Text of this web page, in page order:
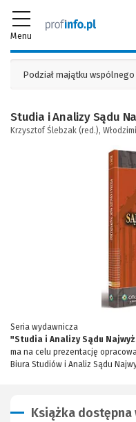
Menu
Seria wydawnicza
"Studia i Analizy Sądu
ma na celu prezentację
Biura Studiów i Analiz Sądu
Studia i Analizy Sądu
Krzysztof Ślebzak (red.),
Książka